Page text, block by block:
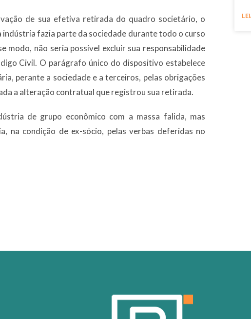
de sua efetiva retirada do quadro societário, o
fazia parte da sociedade durante todo o curso
modo, não seria possível excluir sua responsabilidade
Civil. O parágrafo único do dispositivo estabelece
perante a sociedade e a terceiros, pelas obrigações
a alteração contratual que registrou sua retirada.
de grupo econômico com a massa falida, mas
na condição de ex-sócio, pelas verbas deferidas no